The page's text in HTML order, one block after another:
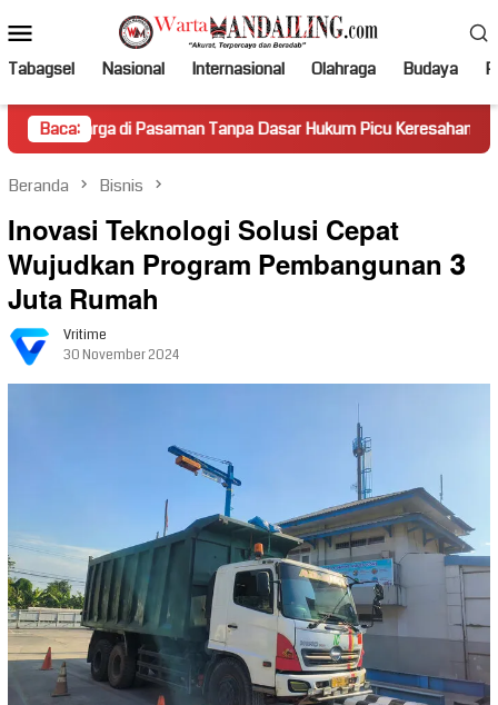
ke
kontenMobile
Tabagsel Nasional Internasional Olahraga Budaya
Baca:
di Pasaman Tanpa Dasar Hukum Picu Keresahan Truk
Beranda Bisnis
Inovasi Teknologi Solusi Cepat
Wujudkan Program Pembangunan 3
Juta Rumah
Vritime
30 November 2024